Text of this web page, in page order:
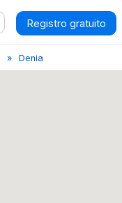
Registro gratuito
Denia